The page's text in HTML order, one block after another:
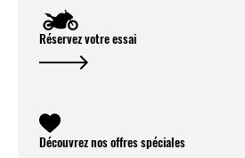
Réservez votre essai
Découvrez nos offres spéciales